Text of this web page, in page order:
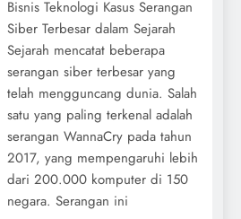
Bisnis Teknologi Kasus Serangan
Siber Terbesar dalam Sejarah
Sejarah mencatat beberapa
serangan siber terbesar yang
telah mengguncang dunia. Salah
satu yang paling terkenal adalah
serangan WannaCry pada tahun
2017, yang mempengaruhi lebih
dari 200.000 komputer di 150
negara. Serangan ini